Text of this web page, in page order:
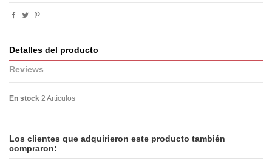
Detalles del producto
Reviews
En stock 2 Artículos
Los clientes que adquirieron este producto también
compraron: